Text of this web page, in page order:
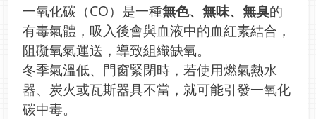
一氧化碳（CO）是一種無色、無味、無臭的
有毒氣體，吸入後會與血液中的血紅素結合，
阻礙氧氣運送，導致組織缺氧。
冬季氣溫低、門窗緊閉時，若使用燃氣熱水
器、炭火或瓦斯器具不當，就可能引發一氧化
碳中毒。